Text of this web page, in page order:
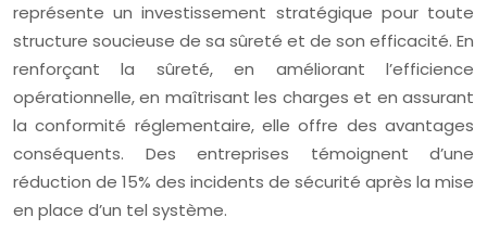
représente un investissement stratégique pour toute
structure soucieuse de sa sûreté et de son efficacité. En
renforçant la sûreté, en améliorant l’efficience
opérationnelle, en maîtrisant les charges et en assurant
la conformité réglementaire, elle offre des avantages
conséquents. Des entreprises témoignent d’une
réduction de 15% des incidents de sécurité après la mise
en place d’un tel système.